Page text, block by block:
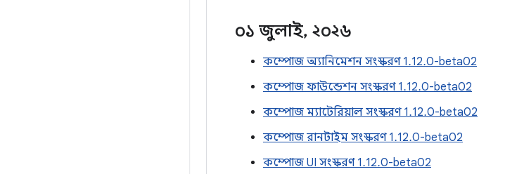
০১ জুলাই, ২০২৬
কম্পোজ অ্যানিমেশন সংস্করণ 1.12.0-beta02
কম্পোজ ফাউন্ডেশন সংস্করণ 1.12.0-beta02
কম্পোজ ম্যাটেরিয়াল সংস্করণ 1.12.0-beta02
কম্পোজ রানটাইম সংস্করণ 1.12.0-beta02
কম্পোজ UI সংস্করণ 1.12.0-beta02